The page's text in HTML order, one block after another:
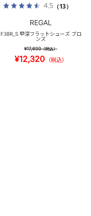
4.5 （13）
REGAL
F38R_S 甲深フラットシューズ ブロ
ンズ
¥17,600（税込）
¥12,320 （税込）